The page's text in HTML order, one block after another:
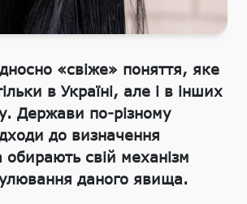
«свіже» поняття, яке
в Україні, але і в інших
Держави по-різному
до визначення
обирають свій механізм
даного явища.